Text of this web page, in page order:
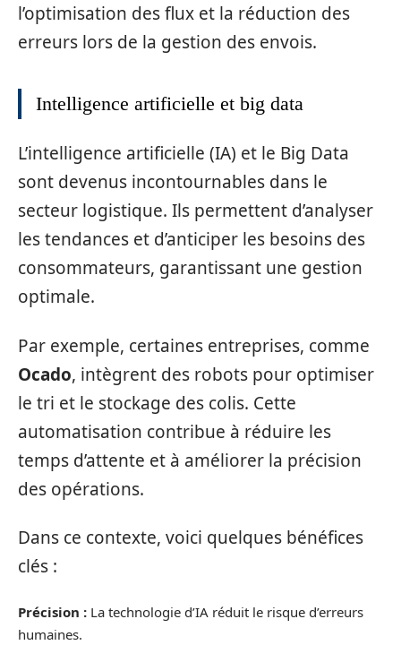
l’optimisation des flux et la réduction des
erreurs lors de la gestion des envois.
Intelligence artificielle et big data
L’intelligence artificielle (IA) et le Big Data
sont devenus incontournables dans le
secteur logistique. Ils permettent d’analyser
les tendances et d’anticiper les besoins des
consommateurs, garantissant une gestion
optimale.
Par exemple, certaines entreprises, comme
Ocado, intègrent des robots pour optimiser
le tri et le stockage des colis. Cette
automatisation contribue à réduire les
temps d’attente et à améliorer la précision
des opérations.
Dans ce contexte, voici quelques bénéfices
clés :
Précision : La technologie d’IA réduit le risque d’erreurs
humaines.